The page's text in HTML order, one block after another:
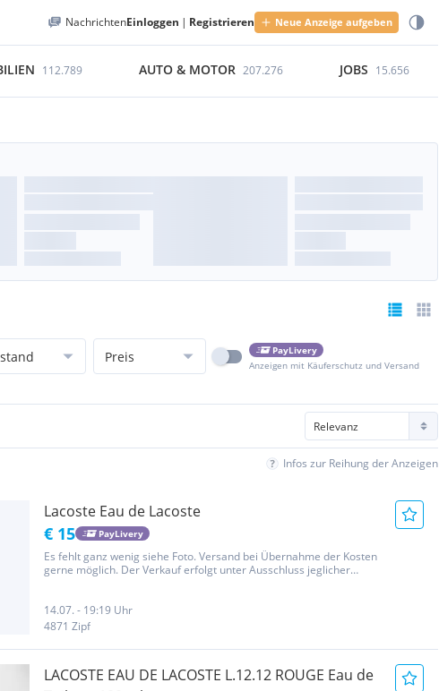
NachrichtenEinloggen | Registrieren Neue Anzeige aufgeben
112.789 AUTO & MOTOR 207.276 JOBS 15.656
Preis
PayLivery
Anzeigen mit Käuferschutz und Versand
Infos zur Reihung der Anzeigen
Lacoste Eau de Lacoste
€ 15 PayLivery
Es fehlt ganz wenig siehe Foto. Versand bei Übernahme der Kosten
gerne möglich. Der Verkauf erfolgt unter Ausschluss jeglicher
14.07. - 19:19 Uhr
4871 Zipf
LACOSTE EAU DE LACOSTE L.12.12 ROUGE Eau de